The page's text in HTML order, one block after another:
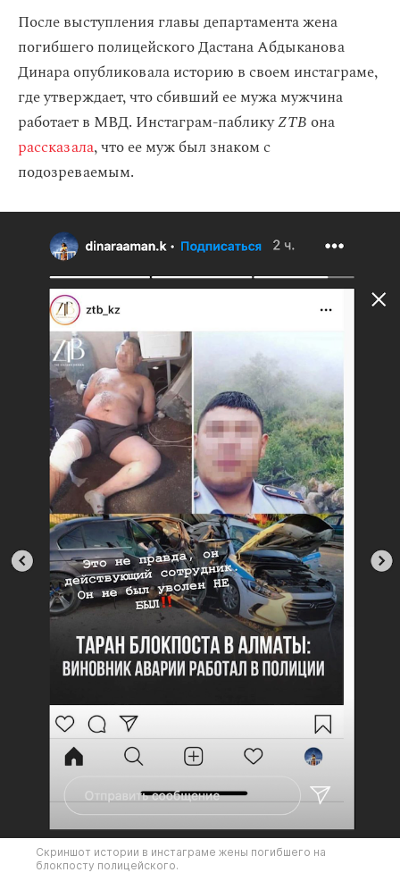
После выступления главы департамента жена
погибшего полицейского Дастана Абдыканова
Динара опубликовала историю в своем инстаграме,
где утверждает, что сбивший ее мужа мужчина
работает в МВД. Инстаграм-пабликуZTB она
рассказала, что ее муж был знаком с
подозреваемым.
Скриншот истории в инстаграме жены погибшего на
блокпосту полицейского.